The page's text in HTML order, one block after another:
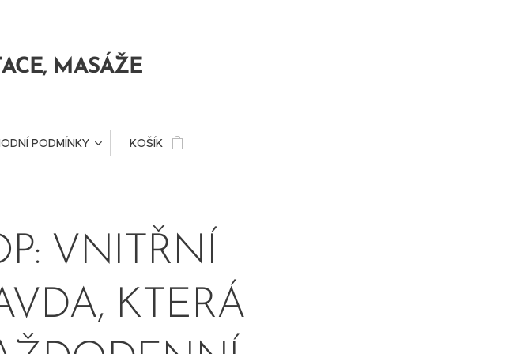
MASÁŽE
PODMÍNKY KOŠÍK
VNITŘNÍ
KTERÁ